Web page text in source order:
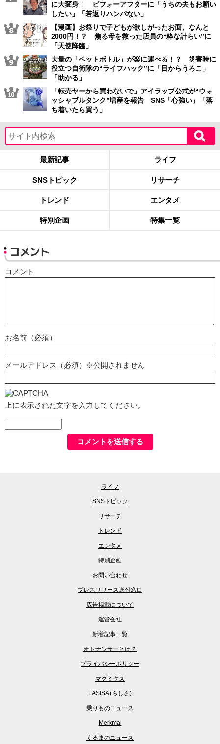
に大変身！ ビフォーアフターに「うちの夫もお願い
したい」「若返りハンパない」
【漫画】お祭りで子どもが欲しがったお面、なんと
2000円！？ 焦る母を救った店員の“粋な計らい”に
「天使降臨」
大量の「ペットボトル」が楽に運べる！？ 災害時に
役立つ自衛隊の“ライフハック”に「目からうろこ」
「助かる」
「転売ヤーから買わないで」アイラップ公式が“ウォ
ッシャブルタンク”増産を報告 SNS「心強い」「落
ち着いたら買う」
最新記事 ライフ
SNSトピック リサーチ
トレンド エンタメ
特別企画 特集一覧
コメント
コメント
お名前（必須）
メールアドレス（必須）※公開されません
上に表示された文字を入力してください。
ライフ
SNSトピック
リサーチ
トレンド
エンタメ
特別企画
お問い合わせ
プレスリリース送付窓口
広告掲載について
運営会社
新着記事一覧
オトナンサーとは？
プライバシーポリシー
マグミクス
LASISA (らしさ)
乗りものニュース
Merkmal
くるまのニュース